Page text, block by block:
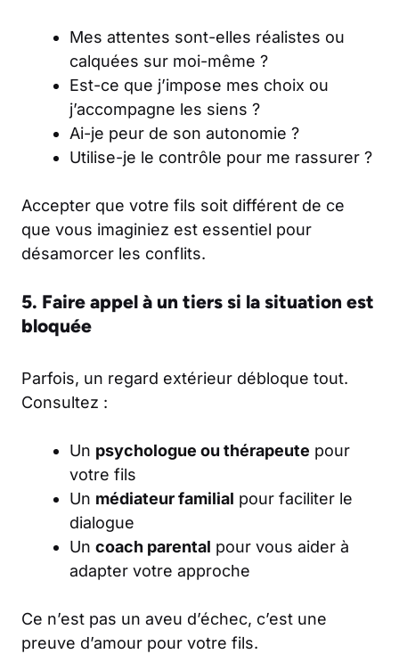
Mes attentes sont-elles réalistes ou
calquées sur moi-même ?
Est-ce que j’impose mes choix ou
j’accompagne les siens ?
Ai-je peur de son autonomie ?
Utilise-je le contrôle pour me rassurer ?
Accepter que votre fils soit différent de ce
que vous imaginiez est essentiel pour
désamorcer les conflits.
5. Faire appel à un tiers si la situation est
bloquée
Parfois, un regard extérieur débloque tout.
Consultez :
Un psychologue ou thérapeute pour
votre fils
Un médiateur familial pour faciliter le
dialogue
Un coach parental pour vous aider à
adapter votre approche
Ce n’est pas un aveu d’échec, c’est une
preuve d’amour pour votre fils.